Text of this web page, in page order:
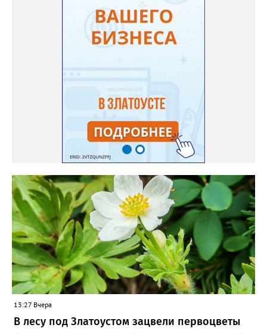
нашего портала, у неё были сорта «Вознесенская узколистная».
Только она хорошо зимует без укрытия. Всхожесть оказалась
на удивление хорошей: из пяти семян из каждой пачки четыре
взошли даже без стратификации. После покупки (по весне)
садовод советует сразу убрать семена в холодильник на два
месяца, а место посадки - мульчировать мелкой корой. Семена
самосевом в ней отлично прорастают. Если иногда срезать
сухие цветы и стряхивать семена вокруг куртины, лаванда
весной прорастет сама. Ещё один секрет – этот символ
Прованса не любит «вкусную» почву. Добавляйте в посадочную
яму гравий и песок – требуется хороший дренаж. В первый год
Екатерина рекомендует цветы убирать, чтобы силы куста
пошли на наращивание корневой системы. А со второго года
пусть лаванда цветёт во всю силу! Фото: Екатерина Бойко,
специально для «Златоуст.инфо». Обсуждение новости здесь
ВКОНТАКТЕ https://vk.com/newszlatoust74
13:27 Вчера
В лесу под Златоустом зацвели первоцветы